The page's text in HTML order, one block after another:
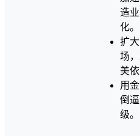
造
化。
扩
场
美依
用
倒
级。